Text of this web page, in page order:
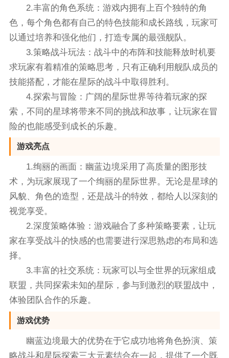
2.丰富的角色系统：游戏内拥有上百个独特的角
色，每个角色都有自己的特色技能和成长路线，玩家可
以通过培养和强化他们，打造专属的最强舰队。
3.策略战斗玩法：战斗中的布阵和技能释放时机要
求玩家有着精准的策略思考，只有正确利用舰队成员的
技能搭配，才能在星际的战斗中取得胜利。
4.探索与冒险：广阔的星际世界等待着玩家的探
索，不同的星球将带来不同的挑战和故事，让玩家在冒
险的也能感受到成长的乐趣。
游戏亮点
1.绚丽的画面：幽蓝边境采用了高质量的图形技
术，为玩家展现了一个绚丽的星际世界。无论是星球的
风貌、角色的造型，还是战斗的特效，都给人以深刻的
视觉享受。
2.深度策略体验：游戏融合了多种策略要素，让玩
家在享受战斗的快感的也需要进行深思熟虑的布局和选
择。
3.丰富的社交系统：玩家可以与全世界的玩家组成
联盟，共同探索未知的星际，参与到激烈的联盟战中，
体验团队合作的乐趣。
游戏优势
幽蓝边境最大的优势在于它成功地将角色扮演、策
略战斗和星际探索三大元素结合在一起，提供了一个既